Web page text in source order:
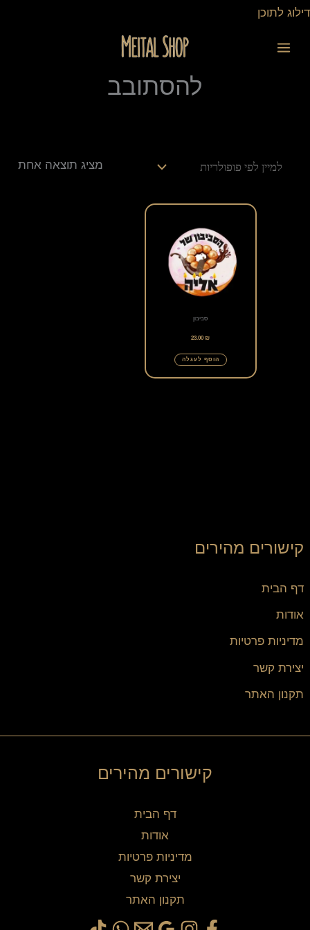
דילוג לתוכן
דילוג
להסתובב
קישורים מהירים
דף הבית
אודות
מדיניות פרטיות
יצירת קשר
תקנון האתר
מציג תוצאה אחת
סביבון
23.00₪
הוסף לעגלה
קישורים מהירים
דף הבית
אודות
מדיניות פרטיות
יצירת קשר
תקנון האתר